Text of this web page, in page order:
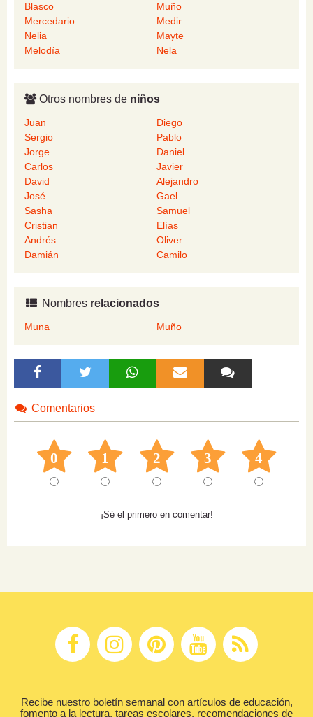
Blasco
Muño
Mercedario
Medir
Nelia
Mayte
Melodía
Nela
Otros nombres de niños
Juan
Diego
Sergio
Pablo
Jorge
Daniel
Carlos
Javier
David
Alejandro
José
Gael
Sasha
Samuel
Cristian
Elías
Andrés
Oliver
Damián
Camilo
Nombres relacionados
Muna Muño
Comentarios
0 1 2 3 4
¡Sé el primero en comentar!
Recibe nuestro boletín semanal con artículos de educación,
fomento a la lectura, tareas escolares, recomendaciones de